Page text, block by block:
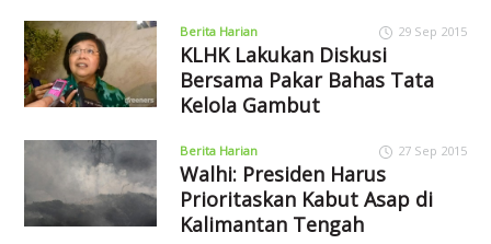
Berita Harian 29 Sep 2015
KLHK Lakukan Diskusi
Bersama Pakar Bahas Tata
Kelola Gambut
Berita Harian 27 Sep 2015
Walhi: Presiden Harus
Prioritaskan Kabut Asap di
Kalimantan Tengah